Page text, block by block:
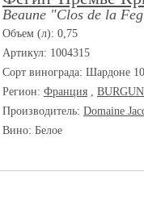
Beaune "Clos de la
Объем (л): 0,75
Артикул: 1004315
Сорт винограда: Шардоне
Регион: Франция ,
Производитель: Domaine
Вино: Белое